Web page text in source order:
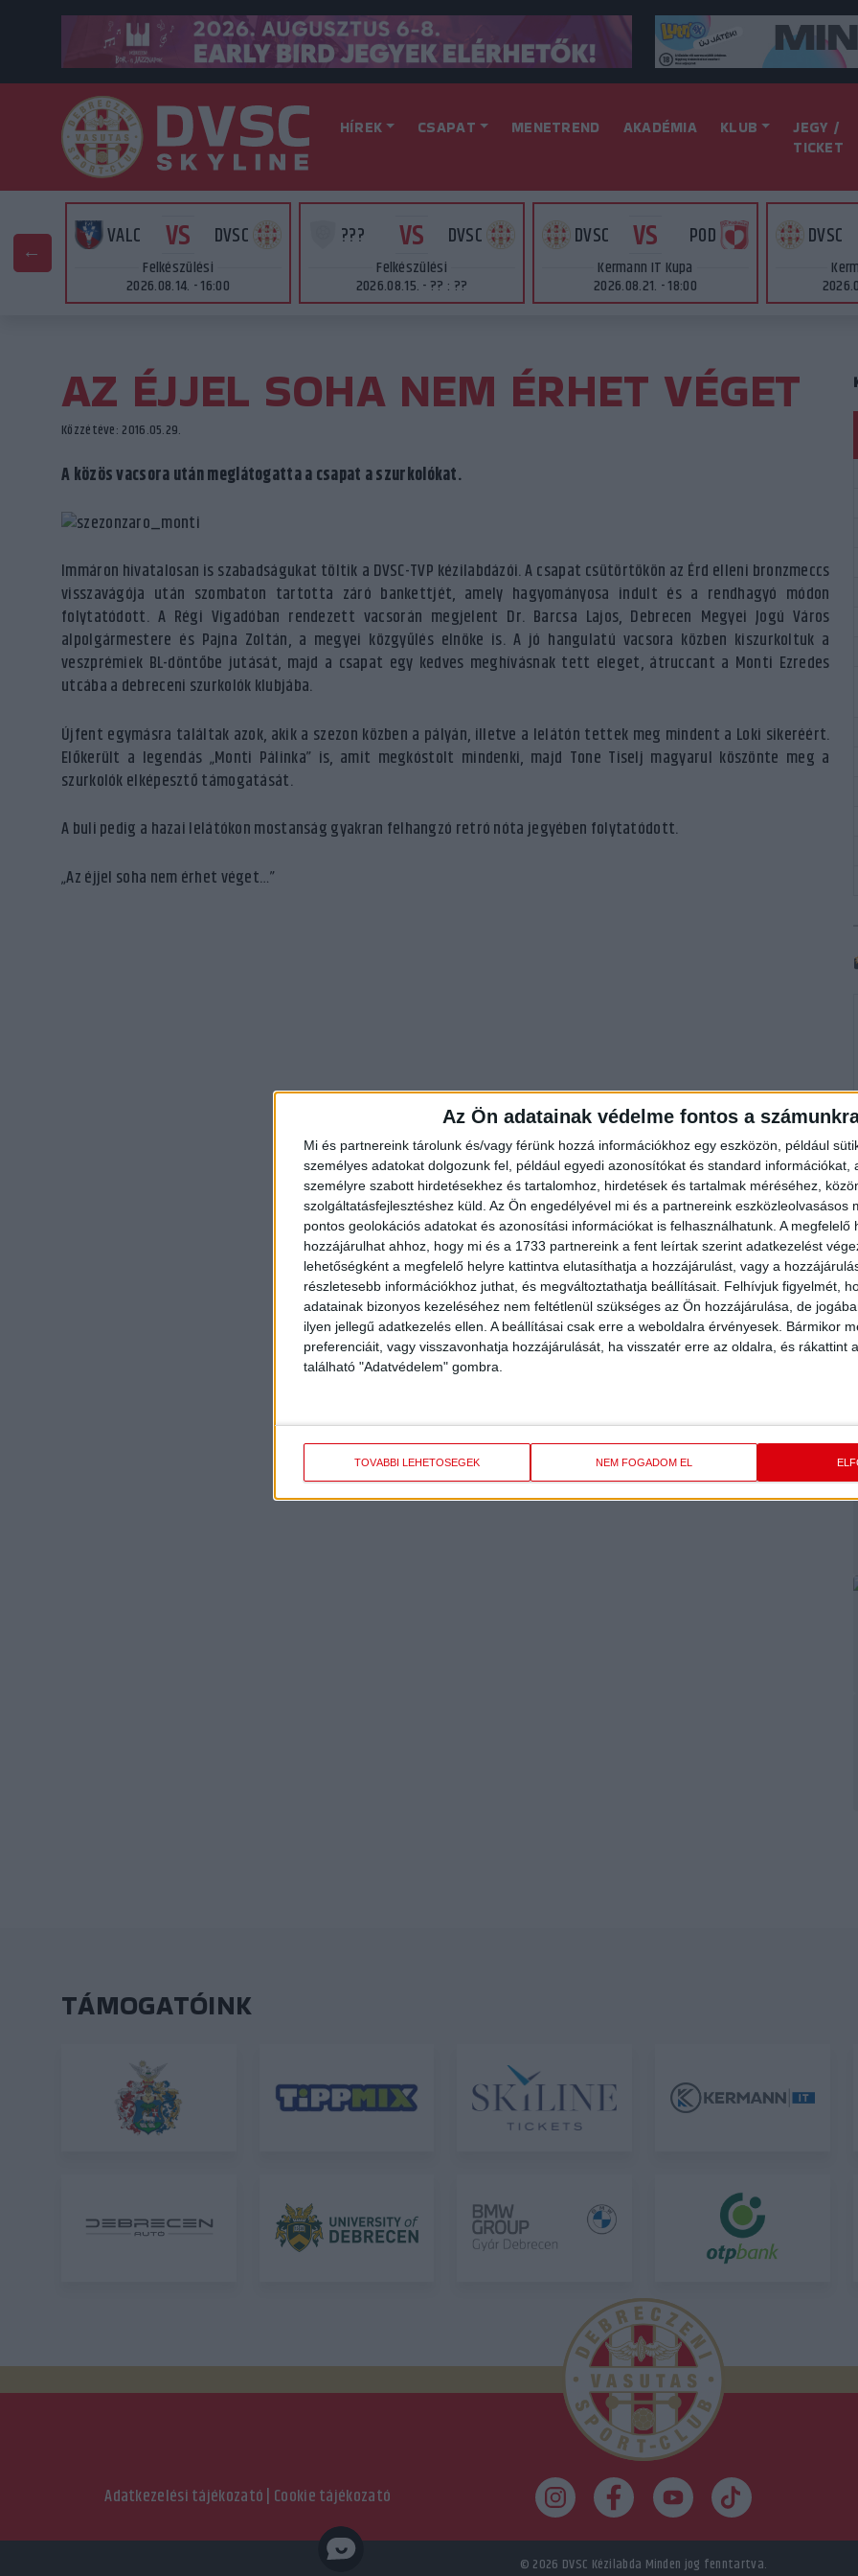
Az Ön adatainak védelme fontos a
Mi és partnereink tárolunk és/vagy férünk hozzá információkhoz egy eszközön, például
személyes adatokat dolgozunk fel, például egyedi azonosítókat és standard információkat,
személyre szabott hirdetésekhez és tartalomhoz, hirdetések és tartalmak méréséhez,
szolgáltatásfejlesztéshez küld. Az Ön engedélyével mi és a partnereink eszközleolvasásos
pontos geolokációs adatokat és azonosítási információkat is felhasználhatunk. A megfelelő
hozzájárulhat ahhoz, hogy mi és a 1733 partnereink a fent leírtak szerint adatkezelést
lehetőségként a megfelelő helyre kattintva elutasíthatja a hozzájárulást, vagy a
részletesebb információkhoz juthat, és megváltoztathatja beállításait. Felhívjuk figyelmét,
adatainak bizonyos kezeléséhez nem feltétlenül szükséges az Ön hozzájárulása, de
ilyen jellegű adatkezelés ellen. A beállításai csak erre a weboldalra érvényesek. Bármikor
preferenciáit, vagy visszavonhatja hozzájárulását, ha visszatér erre az oldalra, és rákattint
található "Adatvédelem" gombra.
TOVÁBBI LEHETŐSÉGEK NEM FOGADOM EL
HÍREK CSAPAT MENETREND AKADÉMIA KLUB
JEGY /
TICKET
VALC VS DVSC
Felkészülési
2026.08.14. - 16:00
??? VS DVSC
Felkészülési
2026.08.15. - ?? : ??
DVSC VS POD
Kermann IT Kupa
2026.08.21. - 18:00
DVSC
AZ ÉJJEL SOHA NEM ÉRHET VÉGET
Közzétéve: 2016.05.29.
A közös vacsora után meglátogatta a csapat a szurkolókat.
Immáron hivatalosan is szabadságukat töltik a DVSC-TVP kézilabdázói. A csapat csütörtökön az Érd elleni bronzmeccs
visszavágója után szombaton tartotta záró bankettjét, amely hagyományosa indult és a rendhagyó módon
folytatódott. A Régi Vigadóban rendezett vacsorán megjelent Dr. Barcsa Lajos, Debrecen Megyei Jogú Város
alpolgármestere és Pajna Zoltán, a megyei közgyűlés elnöke is. A jó hangulatú vacsora közben kiszurkoltuk a
veszprémiek BL-döntőbe jutását, majd a csapat egy kedves meghívásnak tett eleget, átruccant a Monti Ezredes
utcába a debreceni szurkolók klubjába.
Újfent egymásra találtak azok, akik a szezon közben a pályán, illetve a lelátón tettek meg mindent a Loki sikeréért.
Előkerült a legendás „Monti Pálinka” is, amit megkóstolt mindenki, majd Tone Tiselj magyarul köszönte meg a
szurkolók elképesztő támogatását.
A buli pedig a hazai lelátókon mostanság gyakran felhangzó retró nóta jegyében folytatódott.
„Az éjjel soha nem érhet véget…”
TÁMOGATÓINK
Adatkezelési tájékozató| Cookie tájékozató
© 2026 DVSC Kézilabda Minden jog fenntartva.